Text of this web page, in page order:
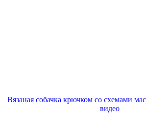
Вязаная собачка крючком со схемами
видео